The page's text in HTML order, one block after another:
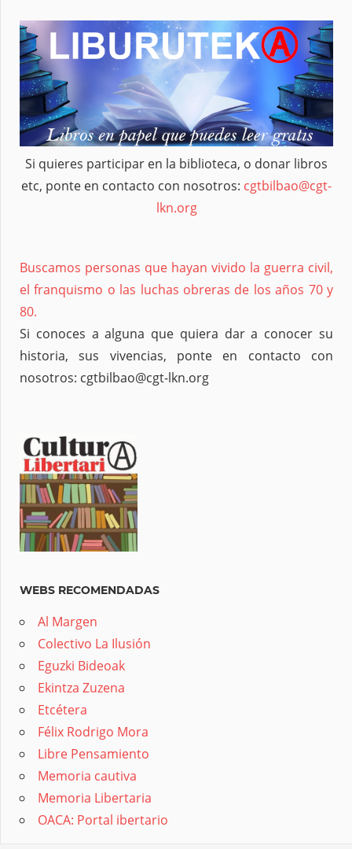
Si quieres participar en la biblioteca, o donar libros
etc, ponte en contacto con nosotros: cgtbilbao@cgt-
lkn.org
Buscamos personas que hayan vivido la guerra civil,
el franquismo o las luchas obreras de los años 70 y
80.
Si conoces a alguna que quiera dar a conocer su
historia, sus vivencias, ponte en contacto con
nosotros: cgtbilbao@cgt-lkn.org
WEBS RECOMENDADAS
Al Margen
Colectivo La Ilusión
Eguzki Bideoak
Ekintza Zuzena
Etcétera
Félix Rodrigo Mora
Libre Pensamiento
Memoria cautiva
Memoria Libertaria
OACA: Portal ibertario